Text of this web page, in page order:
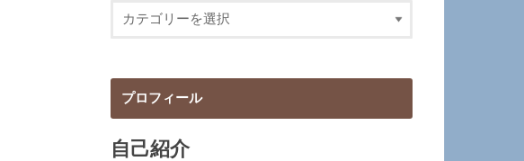
プロフィール
自己紹介